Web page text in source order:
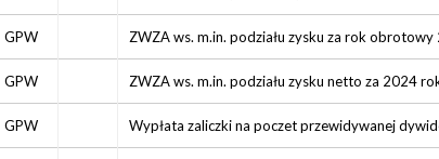
GPW ZWZA ws. m.in. podziału zysku za rok obrotowy
GPW ZWZA ws. m.in. podziału zysku netto za 2024
GPW Wypłata zaliczki na poczet przewidywanej